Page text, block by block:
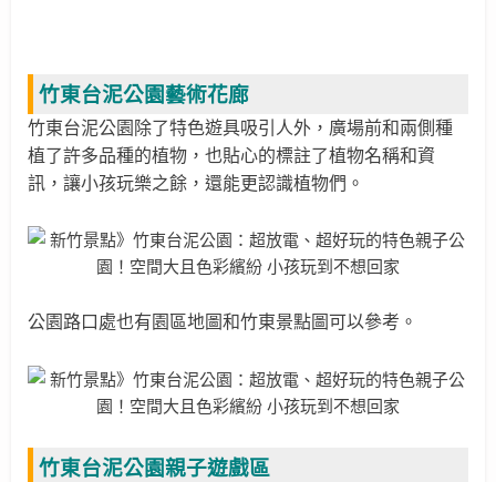
竹東台泥公園藝術花廊
竹東台泥公園除了特色遊具吸引人外， 廣場前和兩側種
植了許多品種的植物，也貼心的標註了植物名稱和資
訊，讓小孩玩樂之餘，還能更認識植物們。
公園路口處也有園區地圖和竹東景點圖可以參考。
竹東台泥公園親子遊戲區